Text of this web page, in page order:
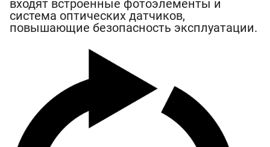
входят встроенные фотоэлементы и
система оптических датчиков,
повышающие безопасность эксплуатации.